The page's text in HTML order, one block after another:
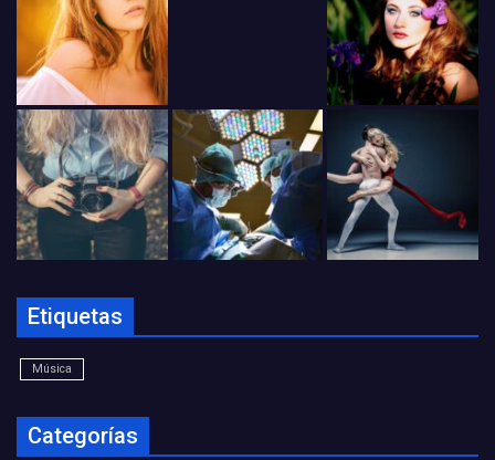
Etiquetas
Música
Categorías